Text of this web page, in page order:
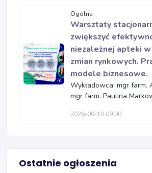
Ogólna
Warsztaty
zwiększyć
niezależnej apteki
zmian rynkowych.
modele biznesowe.
Wykładowca: mgr farm.
mgr farm. Paulina
2026-09-10 09:00
Ostatnie ogłoszenia